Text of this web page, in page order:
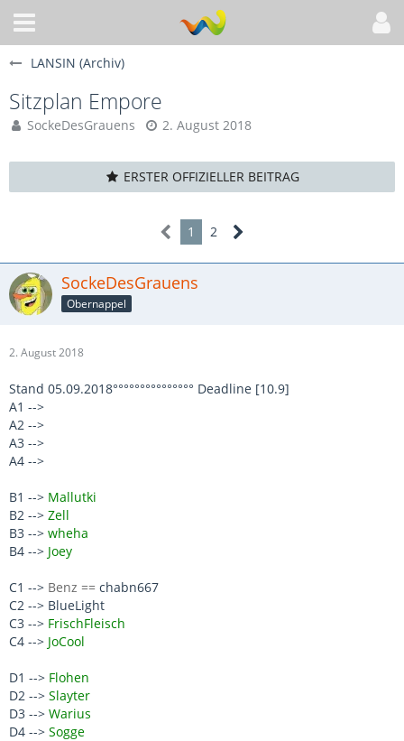
LANSIN (Archiv)
Sitzplan Empore
SockeDesGrauens 2. August 2018
ERSTER OFFIZIELLER BEITRAG
1 2
SockeDesGrauens
Obernappel
2. August 2018
Stand 05.09.2018°°°°°°°°°°°°°°° Deadline [10.9]
A1 -->
A2 -->
A3 -->
A4 -->
B1 --> Mallutki
B2 --> Zell
B3 --> wheha
B4 --> Joey
C1 --> Benz == chabn667
C2 --> BlueLight
C3 --> FrischFleisch
C4 --> JoCool
D1 --> Flohen
D2 --> Slayter
D3 --> Warius
D4 --> Sogge